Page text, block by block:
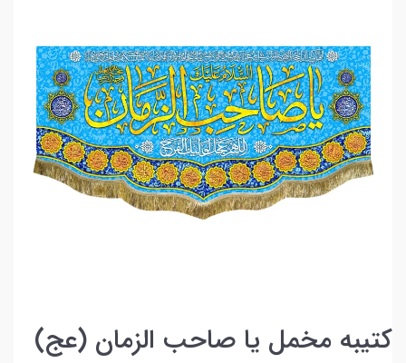
کتیبه مخمل یا صاحب الزمان (عج)